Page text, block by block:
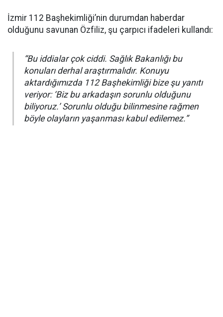
İzmir 112 Başhekimliği’nin durumdan haberdar
olduğunu savunan Özfiliz, şu çarpıcı ifadeleri kullandı:
“Bu iddialar çok ciddi. Sağlık Bakanlığı bu
konuları derhal araştırmalıdır. Konuyu
aktardığımızda 112 Başhekimliği bize şu yanıtı
veriyor: ‘Biz bu arkadaşın sorunlu olduğunu
biliyoruz.’ Sorunlu olduğu bilinmesine rağmen
böyle olayların yaşanması kabul edilemez.”